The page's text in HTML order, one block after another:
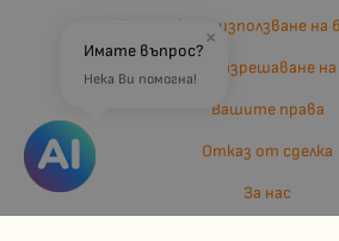
Политика за използване на
Въпроси и разрешаване
Вашите права
Отказ от сделка
За нас
×
Имате въпрос?
Нека Ви помогна!